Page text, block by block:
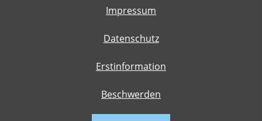
Impressum
Datenschutz
Erstinformation
Beschwerden